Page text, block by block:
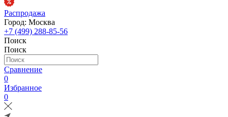
Распродажа
Город: Москва
+7 (499) 288-85-56
Поиск
Поиск
Сравнение
0
Избранное
0